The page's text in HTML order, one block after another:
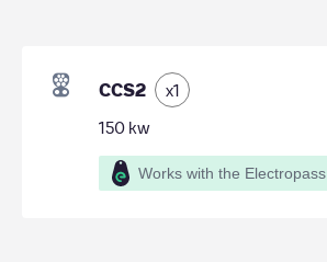
CCS2 x1
150 kw
Works with the Electropass